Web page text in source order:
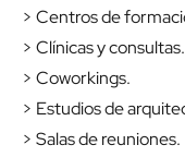
> Centros de
> Clínicas y consultas.
> Coworkings.
> Estudios de
> Salas de reuniones.